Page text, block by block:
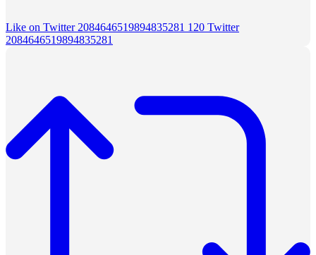
Like on Twitter 2084646519894835281 120 Twitter
2084646519894835281